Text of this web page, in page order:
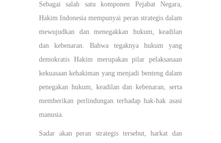
Sebagai salah satu komponen Pejabat Negara,
Hakim Indonesia mempunyai peran strategis dalam
mewujudkan dan menegakkan hukum, keadilan
dan kebenaran. Bahwa tegaknya hukum yang
demokratis Hakim merupakan pilar pelaksanaan
kekuasaan kehakiman yang menjadi benteng dalam
penegakan hukum, keadilan dan kebenaran, serta
memberikan perlindungan terhadap hak-hak asasi
manusia.
Sadar akan peran strategis tersebut, harkat dan